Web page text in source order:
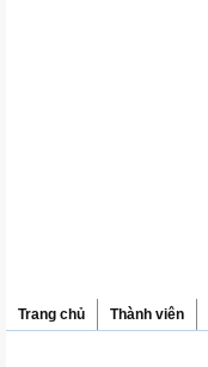
Trang chủ Thành viên